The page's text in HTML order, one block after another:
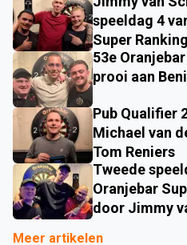
speeldag 4
Super
53e
prooi aan
Pub Qualifier
Michael van
Tom Reniers
Tweede
Oranjebar
door Jimmy
Meer artikelen